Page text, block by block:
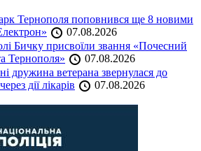
Тернополя поповнився ще 8 новими
07.08.2026
Бичку присвоїли звання «Почесний
Тернополя»
07.08.2026
дружина ветерана звернулася до
дії лікарів
07.08.2026